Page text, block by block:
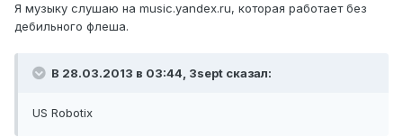
Я музыку слушаю на music.yandex.ru, которая работает без
дебильного флеша.
В 28.03.2013 в 03:44, 3sept сказал:
US Robotix